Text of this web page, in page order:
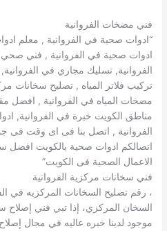
فني مضخات الفروانية
“ادوات صحية في الفروانية , معلم
ادوات صحية في الفروانية , فني
الفروانية, تسليك مجاري في
تركيب فلاتر المياه , تصليح سخانات
مضخات المياه في الفروانية , افضل
الفروانية , اتصل بنا فى اى وقت فى
اتصالكم ادوات صحية بالكويت افضل
الاعمال الصحية فى الكويت”
فني سخانات مركزية الفروانية
، رقم تصليح السخانات المركزيه في
السخان المركزي، إذا تبي فني إصلاح
موجود لدينا خبره عاليه في مجال